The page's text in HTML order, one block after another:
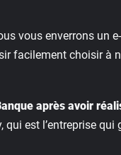
vous enverrons un
facilement choisir à
après avoir
est l’entreprise